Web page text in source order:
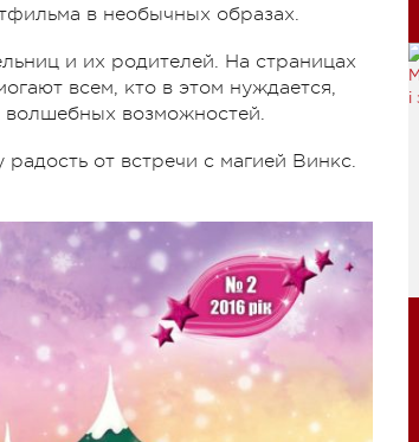
в необычных образах.
и их родителей. На страницах
всем, кто в этом нуждается,
возможностей.
от встречи с магией Винкс.